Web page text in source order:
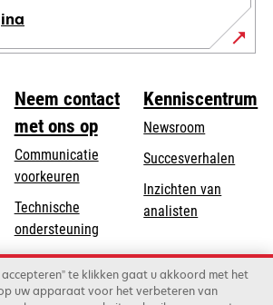
Neem contact
met ons op
Communicatie
voorkeuren
Technische
ondersteuningopens
in
a
new
Product registratie
Vind een dealer
Kenniscentrum
Newsroom
Succesverhalen
Inzichten van
analisten
te klikken gaat u akkoord met het
uw apparaat voor het verbeteren van